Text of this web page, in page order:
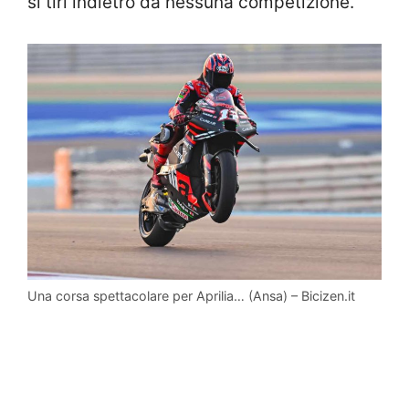
Una corsa spettacolare per Aprilia… (Ansa) – Bicizen.it